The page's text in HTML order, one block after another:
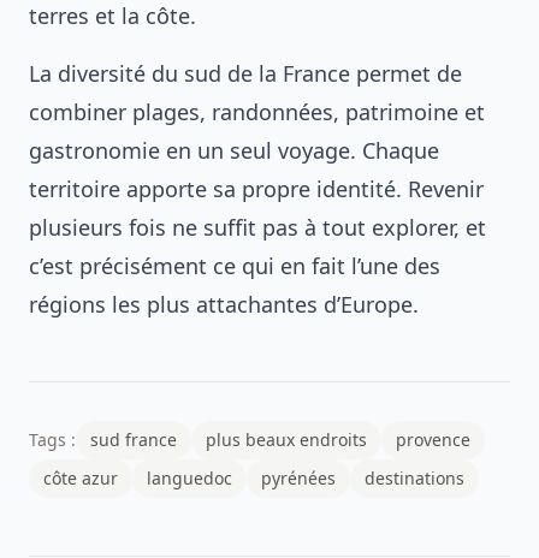
terres et la côte.
La diversité du sud de la France permet de
combiner plages, randonnées, patrimoine et
gastronomie en un seul voyage. Chaque
territoire apporte sa propre identité. Revenir
plusieurs fois ne suffit pas à tout explorer, et
c’est précisément ce qui en fait l’une des
régions les plus attachantes d’Europe.
Tags : sud france plus beaux endroits
provence
côte azur
languedoc pyrénées destinations